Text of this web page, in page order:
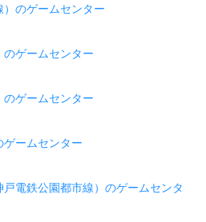
のゲームセンター
ゲームセンター
ゲームセンター
ゲームセンター
電鉄公園都市線）のゲームセンタ